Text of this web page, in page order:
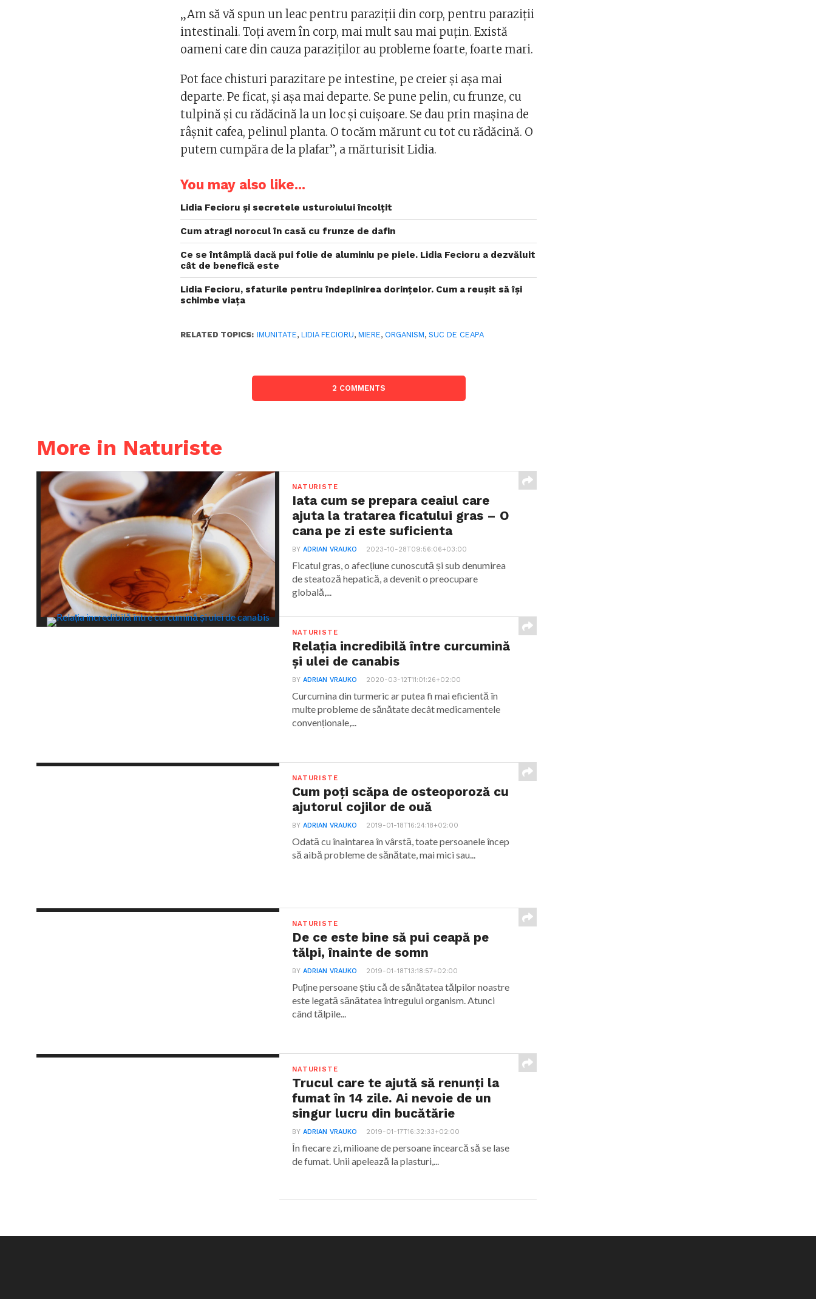
„Am să vă spun un leac pentru paraziții din corp, pentru paraziții
intestinali. Toți avem în corp, mai mult sau mai puțin. Există
oameni care din cauza paraziților au probleme foarte, foarte mari.
Pot face chisturi parazitare pe intestine, pe creier și așa mai
departe. Pe ficat, și așa mai departe. Se pune pelin, cu frunze, cu
tulpină și cu rădăcină la un loc și cuișoare. Se dau prin mașina de
râșnit cafea, pelinul planta. O tocăm mărunt cu tot cu rădăcină. O
putem cumpăra de la plafar”, a mărturisit Lidia.
You may also like...
Lidia Fecioru și secretele usturoiului încolțit
Cum atragi norocul în casă cu frunze de dafin
Ce se întâmplă dacă pui folie de aluminiu pe piele. Lidia Fecioru a dezvăluit
cât de benefică este
Lidia Fecioru, sfaturile pentru îndeplinirea dorințelor. Cum a reușit să își
schimbe viața
RELATED TOPICS: IMUNITATE,LIDIA FECIORU,MIERE, ORGANISM,SUC DE CEAPA
2 COMMENTS
More in Naturiste
NATURISTE
Iata cum se prepara ceaiul care
ajuta la tratarea ficatului gras – O
cana pe zi este suficienta
BYADRIAN VRAUKO 2023-10-28T09:56:06+03:00
Ficatul gras, o afecțiune cunoscută și sub denumirea
de steatoză hepatică, a devenit o preocupare
globală,...
NATURISTE
Relația incredibilă între curcumină
și ulei de canabis
BYADRIAN VRAUKO 2020-03-12T11:01:26+02:00
Curcumina din turmeric ar putea fi mai eficientă în
multe probleme de sănătate decât medicamentele
convenționale,...
NATURISTE
Cum poți scăpa de osteoporoză cu
ajutorul cojilor de ouă
BYADRIAN VRAUKO 2019-01-18T16:24:18+02:00
Odată cu înaintarea în vârstă, toate persoanele încep
să aibă probleme de sănătate, mai mici sau...
NATURISTE
De ce este bine să pui ceapă pe
tălpi, înainte de somn
BYADRIAN VRAUKO 2019-01-18T13:18:57+02:00
Puține persoane știu că de sănătatea tălpilor noastre
este legată sănătatea întregului organism. Atunci
când tălpile...
NATURISTE
Trucul care te ajută să renunți la
fumat în 14 zile. Ai nevoie de un
singur lucru din bucătărie
BYADRIAN VRAUKO 2019-01-17T16:32:33+02:00
În fiecare zi, milioane de persoane încearcă să se lase
de fumat. Unii apelează la plasturi,...